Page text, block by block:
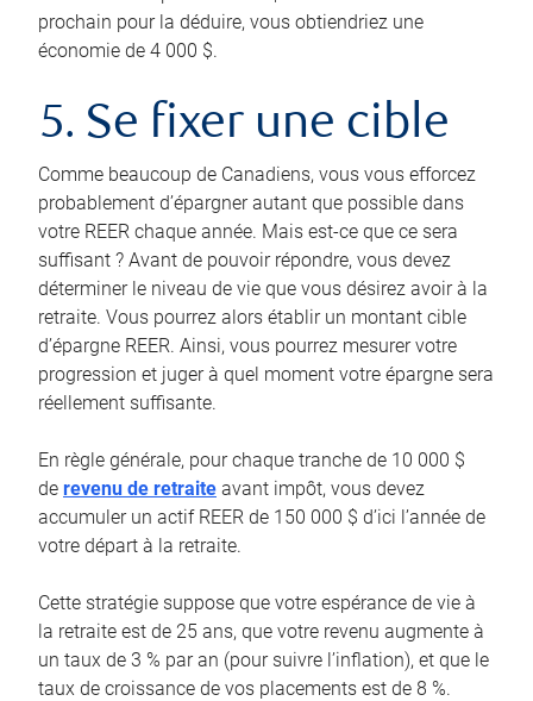
prochain pour la déduire, vous obtiendriez une
économie de 4 000 $.
5. Se fixer une cible
Comme beaucoup de Canadiens, vous vous efforcez
probablement d’épargner autant que possible dans
votre REER chaque année. Mais est-ce que ce sera
suffisant ? Avant de pouvoir répondre, vous devez
déterminer le niveau de vie que vous désirez avoir à la
retraite. Vous pourrez alors établir un montant cible
d’épargne REER. Ainsi, vous pourrez mesurer votre
progression et juger à quel moment votre épargne sera
réellement suffisante.
En règle générale, pour chaque tranche de 10 000 $
de revenu de retraite avant impôt, vous devez
accumuler un actif REER de 150 000 $ d’ici l’année de
votre départ à la retraite.
Cette stratégie suppose que votre espérance de vie à
la retraite est de 25 ans, que votre revenu augmente à
un taux de 3 % par an (pour suivre l’inflation), et que le
taux de croissance de vos placements est de 8 %.